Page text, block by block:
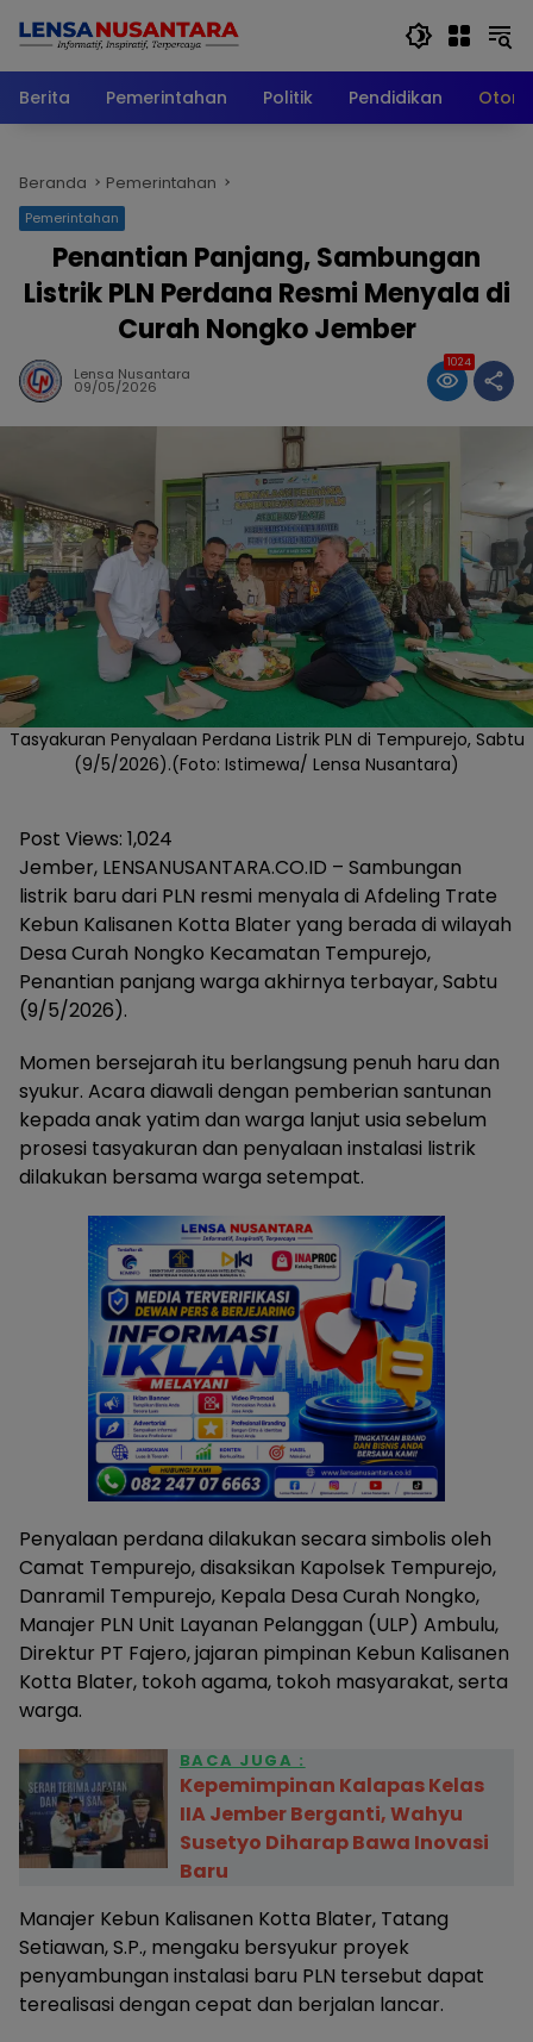
Berita
Pemerintahan Politik Pendidikan
Beranda Pemerintahan
Pemerintahan
Penantian Panjang, Sambungan
Listrik PLN Perdana Resmi Menyala di
Curah Nongko Jember
Lensa Nusantara
09/05/2026
1024
Tasyakuran Penyalaan Perdana Listrik PLN di Tempurejo, Sabtu
(9/5/2026).(Foto: Istimewa/ Lensa Nusantara)
Post Views: 1,024
Jember, LENSANUSANTARA.CO.ID – Sambungan
listrik baru dari PLN resmi menyala di Afdeling Trate
Kebun Kalisanen Kotta Blater yang berada di wilayah
Desa Curah Nongko Kecamatan Tempurejo,
Penantian panjang warga akhirnya terbayar, Sabtu
(9/5/2026).
Momen bersejarah itu berlangsung penuh haru dan
syukur. Acara diawali dengan pemberian santunan
kepada anak yatim dan warga lanjut usia sebelum
prosesi tasyakuran dan penyalaan instalasi listrik
dilakukan bersama warga setempat.
Penyalaan perdana dilakukan secara simbolis oleh
Camat Tempurejo, disaksikan Kapolsek Tempurejo,
Danramil Tempurejo, Kepala Desa Curah Nongko,
Manajer PLN Unit Layanan Pelanggan (ULP) Ambulu,
Direktur PT Fajero, jajaran pimpinan Kebun Kalisanen
Kotta Blater, tokoh agama, tokoh masyarakat, serta
warga.
BACA JUGA :
Kepemimpinan Kalapas Kelas
IIA Jember Berganti, Wahyu
Susetyo Diharap Bawa Inovasi
Baru
Manajer Kebun Kalisanen Kotta Blater, Tatang
Setiawan, S.P., mengaku bersyukur proyek
penyambungan instalasi baru PLN tersebut dapat
terealisasi dengan cepat dan berjalan lancar.